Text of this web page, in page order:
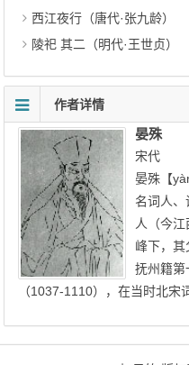
西江夜行（唐代·张九龄）
陵祀 其二（明代·王世贞）
作者详情
晏殊
宋代
晏殊【
名词人
人（今
峰下，
抚州籍第
（1037-1110），在当时北宋